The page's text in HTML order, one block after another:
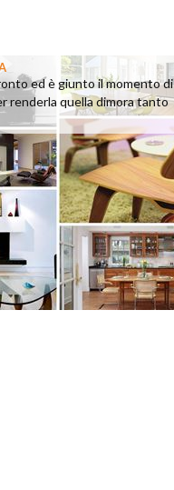
ed è giunto il momento di
renderla quella dimora tanto